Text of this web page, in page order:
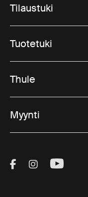
Tilaustuki
Tuotetuki
Thule
Myynti
Visit Thule on
Visit Thule
Visit